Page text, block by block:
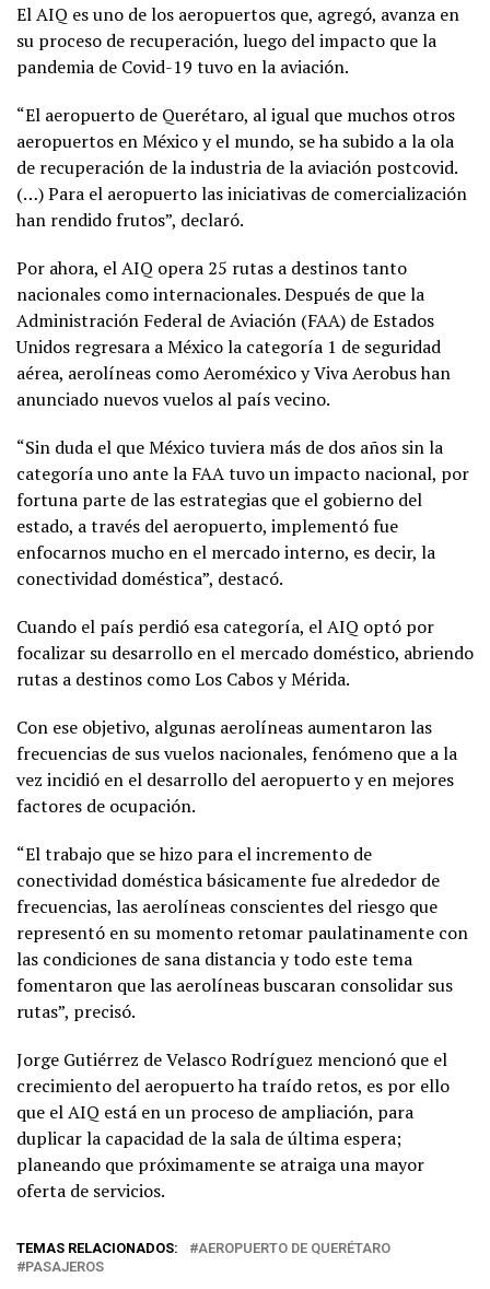
El AIQ es uno de los aeropuertos que, agregó, avanza en
su proceso de recuperación, luego del impacto que la
pandemia de Covid-19 tuvo en la aviación.
“El aeropuerto de Querétaro, al igual que muchos otros
aeropuertos en México y el mundo, se ha subido a la ola
de recuperación de la industria de la aviación postcovid.
(…) Para el aeropuerto las iniciativas de comercialización
han rendido frutos”, declaró.
Por ahora, el AIQ opera 25 rutas a destinos tanto
nacionales como internacionales. Después de que la
Administración Federal de Aviación (FAA) de Estados
Unidos regresara a México la categoría 1 de seguridad
aérea, aerolíneas como Aeroméxico y Viva Aerobus han
anunciado nuevos vuelos al país vecino.
“Sin duda el que México tuviera más de dos años sin la
categoría uno ante la FAA tuvo un impacto nacional, por
fortuna parte de las estrategias que el gobierno del
estado, a través del aeropuerto, implementó fue
enfocarnos mucho en el mercado interno, es decir, la
conectividad doméstica”, destacó.
Cuando el país perdió esa categoría, el AIQ optó por
focalizar su desarrollo en el mercado doméstico, abriendo
rutas a destinos como Los Cabos y Mérida.
Con ese objetivo, algunas aerolíneas aumentaron las
frecuencias de sus vuelos nacionales, fenómeno que a la
vez incidió en el desarrollo del aeropuerto y en mejores
factores de ocupación.
“El trabajo que se hizo para el incremento de
conectividad doméstica básicamente fue alrededor de
frecuencias, las aerolíneas conscientes del riesgo que
representó en su momento retomar paulatinamente con
las condiciones de sana distancia y todo este tema
fomentaron que las aerolíneas buscaran consolidar sus
rutas”, precisó.
Jorge Gutiérrez de Velasco Rodríguez mencionó que el
crecimiento del aeropuerto ha traído retos, es por ello
que el AIQ está en un proceso de ampliación, para
duplicar la capacidad de la sala de última espera;
planeando que próximamente se atraiga una mayor
oferta de servicios.
TEMAS RELACIONADOS:
AEROPUERTO DE QUERÉTARO
PASAJEROS